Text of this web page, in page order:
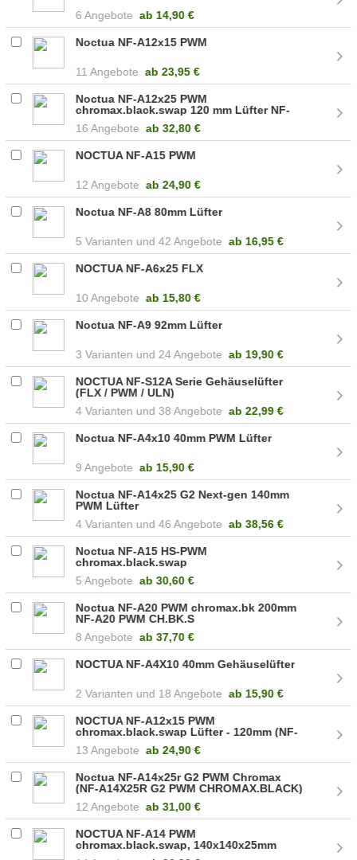
6 Angebote ab 14,90 €
Noctua NF-A12x15 PWM
11 Angebote ab 23,95 €
Noctua NF-A12x25 PWM
chromax.black.swap 120 mm Lüfter NF-
16 Angebote ab 32,80 €
NOCTUA NF-A15 PWM
12 Angebote ab 24,90 €
Noctua NF-A8 80mm Lüfter
5 42 Angebote ab 16,95 €
NOCTUA NF-A6x25 FLX
10 Angebote ab 15,80 €
Noctua NF-A9 92mm Lüfter
3 24 Angebote ab 19,90 €
NOCTUA NF-S12A Serie Gehäuselüfter
(FLX / PWM / ULN)
4
38 Angebote ab 22,99 €
Noctua NF-A4x10 40mm PWM Lüfter
9 Angebote ab 15,90 €
Noctua NF-A14x25 G2 Next-gen 140mm
PWM Lüfter
4
46 Angebote ab 38,56 €
Noctua NF-A15 HS-PWM
chromax.black.swap
5 Angebote ab 30,60 €
Noctua NF-A20 PWM chromax.bk 200mm
NF-A20 PWM CH.BK.S
8 Angebote ab 37,70 €
NOCTUA NF-A4X10 40mm Gehäuselüfter
2 18 Angebote ab 15,90 €
NOCTUA NF-A12x15 PWM
chromax.black.swap Lüfter - 120mm (NF-
13 Angebote ab 24,90 €
Noctua NF-A14x25r G2 PWM Chromax
(NF-A14X25R G2 PWM CHROMAX.BLACK)
12 Angebote ab 31,00 €
NOCTUA NF-A14 PWM
chromax.black.swap, 140x140x25mm